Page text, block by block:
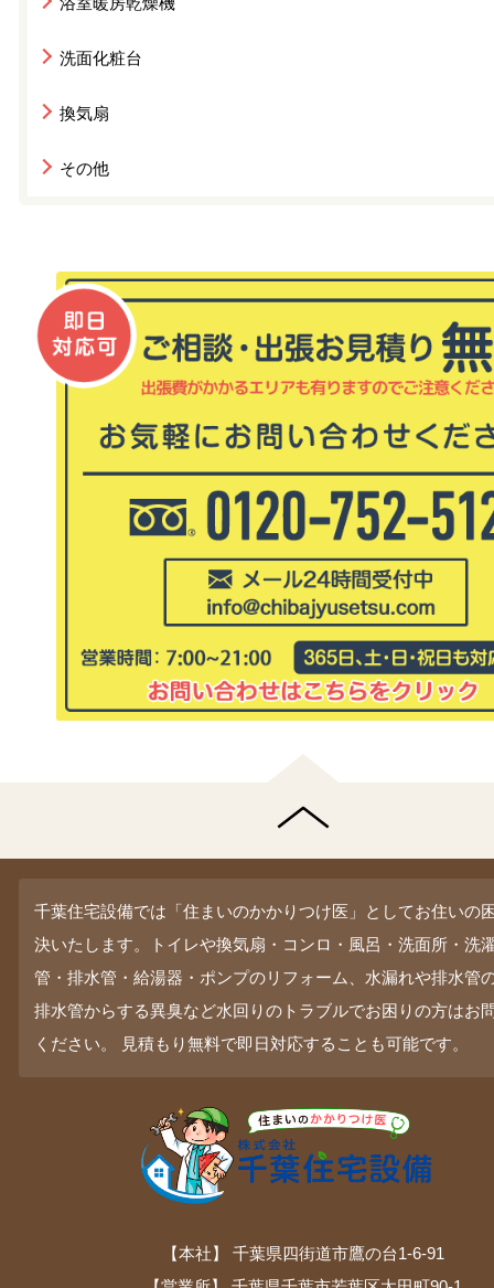
洗面化粧台
換気扇
その他
千葉住宅設備では「住まいのかかりつけ医」としてお住いの
決いたします。トイレや換気扇・コンロ・風呂・洗面所・洗
管・排水管・給湯器・ポンプのリフォーム、水漏れや排水管
排水管からする異臭など水回りのトラブルでお困りの方はお
ください。 見積もり無料で即日対応することも可能です。
【本社】 千葉県四街道市鷹の台1-6-91